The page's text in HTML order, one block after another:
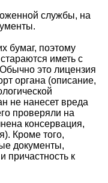
службы, на
бумаг, поэтому
иметь с
это лицензия
органа (описание,
не нанесет вреда
проверяли на
консервация,
Кроме того,
документы,
причастность к